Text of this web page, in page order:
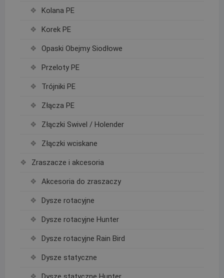
Kolana PE
Korek PE
Opaski Obejmy Siodłowe
Przeloty PE
Trójniki PE
Złącza PE
Złączki Swivel / Holender
Złączki wciskane
Zraszacze i akcesoria
Akcesoria do zraszaczy
Dysze rotacyjne
Dysze rotacyjne Hunter
Dysze rotacyjne Rain Bird
Dysze statyczne